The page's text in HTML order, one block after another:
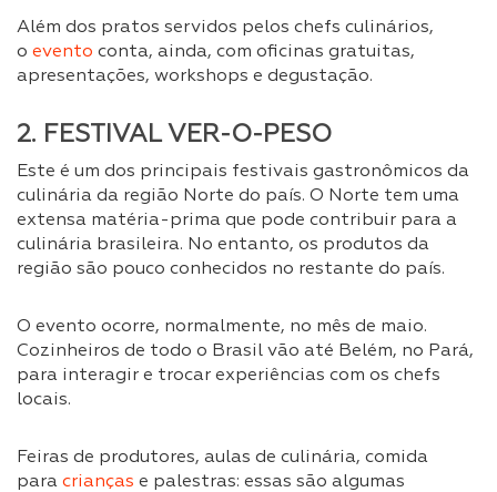
Além dos pratos servidos pelos chefs culinários,
o evento conta, ainda, com oficinas gratuitas,
apresentações, workshops e degustação.
2. FESTIVAL VER-O-PESO
Este é um dos principais festivais gastronômicos da
culinária da região Norte do país. O Norte tem uma
extensa matéria-prima que pode contribuir para a
culinária brasileira. No entanto, os produtos da
região são pouco conhecidos no restante do país.
O evento ocorre, normalmente, no mês de maio.
Cozinheiros de todo o Brasil vão até Belém, no Pará,
para interagir e trocar experiências com os chefs
locais.
Feiras de produtores, aulas de culinária, comida
para crianças e palestras: essas são algumas